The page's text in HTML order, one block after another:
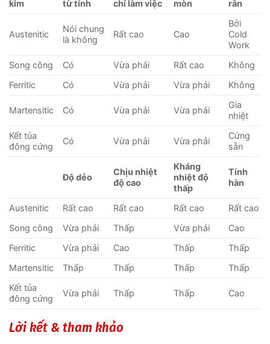
kim
từ tính
chỉ làm việc
mòn
rắn
Austenitic
Nói chung
là không
Rất cao Cao
Bởi
Cold
Work
Song công
Có Vừa phải Rất cao
Không
Ferritic
Có Vừa phải Vừa phải Không
Martensitic Có Vừa phải Vừa phải
Gia
nhiệt
Kết tủa
đông cứng
Có Vừa phải Vừa phải
Cứng
sẵn
Độ dẻo
Chịu nhiệt
độ cao
Kháng
nhiệt độ
thấp
Tính
hàn
Austenitic Rất cao Rất cao Rất cao
Rất cao
Song công
Vừa phải Thấp Vừa phải
Cao
Ferritic
Vừa phải Cao Thấp
Thấp
Martensitic
Thấp Thấp Thấp
Thấp
Kết tủa
đông cứng
Vừa phải Thấp Thấp Cao
Lời kết & tham khảo